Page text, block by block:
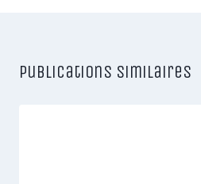
Publications similaires